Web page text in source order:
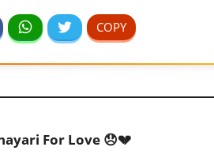
For Love 😞💔